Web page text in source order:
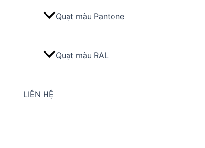
Quạt màu Pantone
Quạt màu RAL
LIÊN HỆ